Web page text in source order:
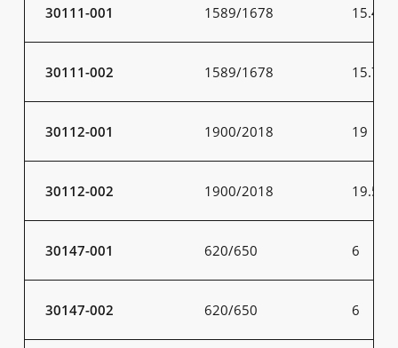
30111-001 1589/1678 15.4
30111-002 1589/1678 15.7
30112-001 1900/2018 19
30112-002 1900/2018 19.5
30147-001 620/650 6
30147-002 620/650 6